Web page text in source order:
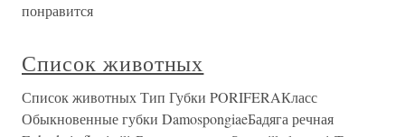
понравится
Список животных
Список животных Тип Губки PORIFERAКласс
Обыкновенные губки DamospongiaeБадяга речная